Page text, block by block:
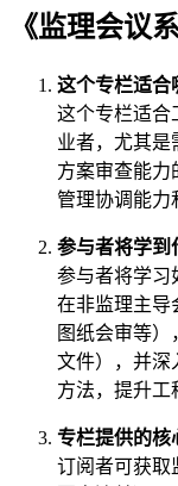
《监理会议
这个专栏适合
这个专栏适合
业者，尤其是
方案审查能力
管理协调能力
参与者将学到
参与者将学习
在非监理主导
图纸会审等
文件），并深
方法，提升工
专栏提供的核
订阅者可获取